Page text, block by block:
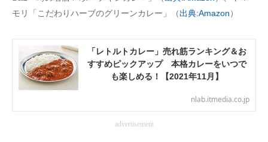
企業向けIT製品の総合サイト
IT製品の技術・比較・事例
製造業のIT導入・活用を支援
モノづくり技術者専門サイト
モリ「こだわりハーブのグリーンカレー」（出典:Amazon）
「レトルトカレー」売れ筋ランキング＆お
すすめピックアップ 本格カレーをいつで
も楽しめる！【2021年11月】
nlab.itmedia.co.jp
advertisement